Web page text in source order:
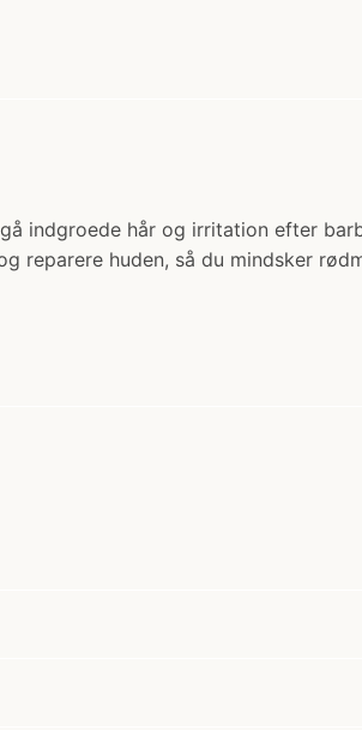
indgroede hår og irritation efter
reparere huden, så du mindsker